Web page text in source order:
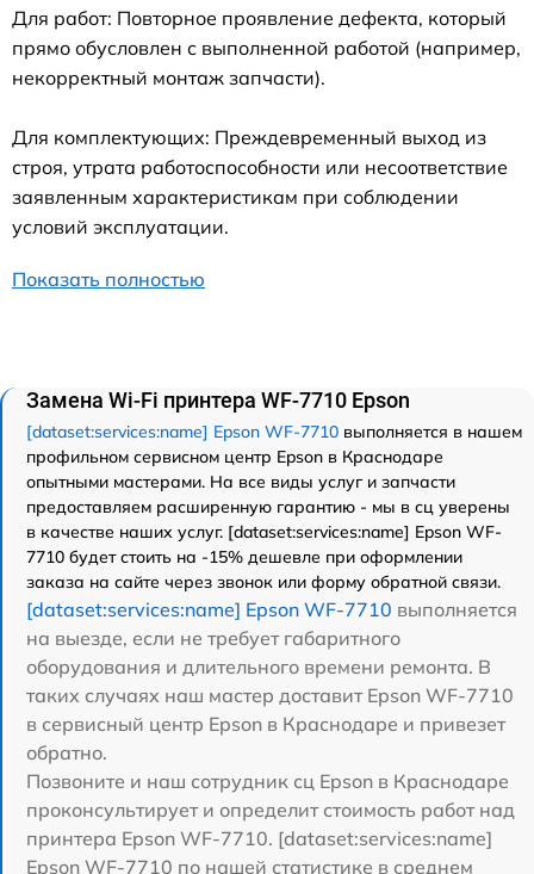
Для работ: Повторное проявление дефекта, который
прямо обусловлен с выполненной работой (например,
некорректный монтаж запчасти).
Для комплектующих: Преждевременный выход из
строя, утрата работоспособности или несоответствие
заявленным характеристикам при соблюдении
условий эксплуатации.
Показать полностью
Замена Wi-Fi принтера WF-7710 Epson
[dataset:services:name] Epson WF-7710 выполняется в нашем
профильном сервисном центр Epson в Краснодаре
опытными мастерами. На все виды услуг и запчасти
предоставляем расширенную гарантию - мы в сц уверены
в качестве наших услуг. [dataset:services:name] Epson WF-
7710 будет стоить на -15% дешевле при оформлении
заказа на сайте через звонок или форму обратной связи.
[dataset:services:name] Epson WF-7710 выполняется
на выезде, если не требует габаритного
оборудования и длительного времени ремонта. В
таких случаях наш мастер доставит Epson WF-7710
в сервисный центр Epson в Краснодаре и привезет
обратно.
Позвоните и наш сотрудник сц Epson в Краснодаре
проконсультирует и определит стоимость работ над
принтера Epson WF-7710. [dataset:services:name]
Epson WF-7710 по нашей статистике в среднем